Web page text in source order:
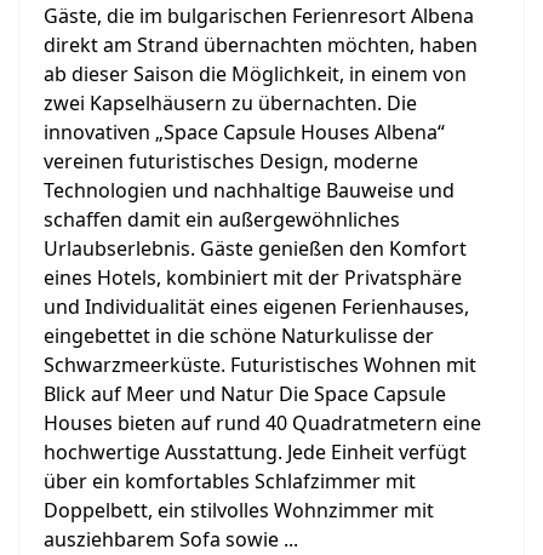
Gäste, die im bulgarischen Ferienresort Albena
direkt am Strand übernachten möchten, haben
ab dieser Saison die Möglichkeit, in einem von
zwei Kapselhäusern zu übernachten. Die
innovativen „Space Capsule Houses Albena“
vereinen futuristisches Design, moderne
Technologien und nachhaltige Bauweise und
schaffen damit ein außergewöhnliches
Urlaubserlebnis. Gäste genießen den Komfort
eines Hotels, kombiniert mit der Privatsphäre
und Individualität eines eigenen Ferienhauses,
eingebettet in die schöne Naturkulisse der
Schwarzmeerküste. Futuristisches Wohnen mit
Blick auf Meer und Natur Die Space Capsule
Houses bieten auf rund 40 Quadratmetern eine
hochwertige Ausstattung. Jede Einheit verfügt
über ein komfortables Schlafzimmer mit
Doppelbett, ein stilvolles Wohnzimmer mit
ausziehbarem Sofa sowie ...